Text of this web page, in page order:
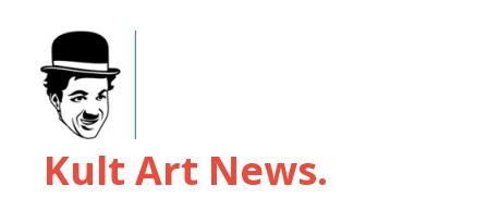
Kult Art News.